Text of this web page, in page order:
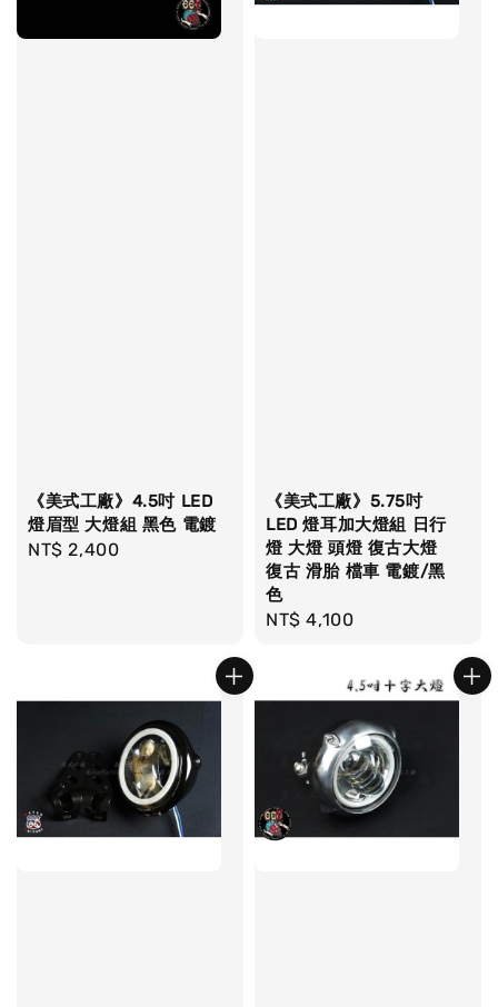
《美式工廠》4.5吋 LED
燈眉型 大燈組 黑色 電鍍
Regular
NT$ 2,400
《美式工廠》5.75吋
LED 燈耳加大燈組 日行
燈 大燈 頭燈 復古大燈
復古 滑胎 檔車 電鍍/黑
色
Regular
NT$ 4,100